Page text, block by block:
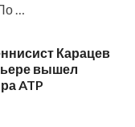
…
Карацев
вышел
ATP